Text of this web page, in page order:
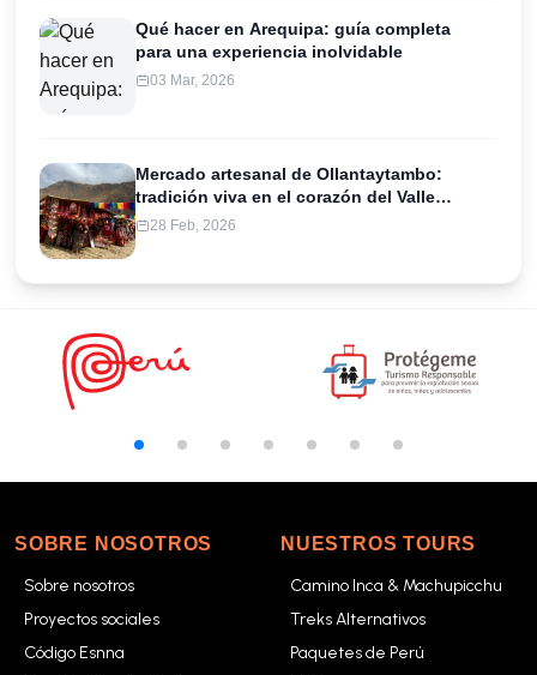
Qué hacer en Arequipa: guía completa
para una experiencia inolvidable
03 Mar, 2026
Mercado artesanal de Ollantaytambo:
tradición viva en el corazón del Valle
Sagrado
28 Feb, 2026
SOBRE NOSOTROS
Sobre nosotros
Proyectos sociales
Código Esnna
NUESTROS TOURS
Camino Inca & Machupicchu
Treks Alternativos
Paquetes de Perú